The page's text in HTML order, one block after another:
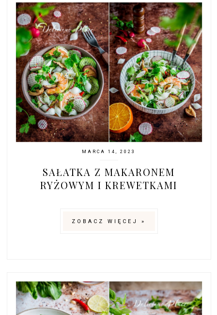
MARCA 14, 2023
SAŁATKA Z MAKARONEM
RYŻOWYM I KREWETKAMI
ZOBACZ WIĘCEJ »